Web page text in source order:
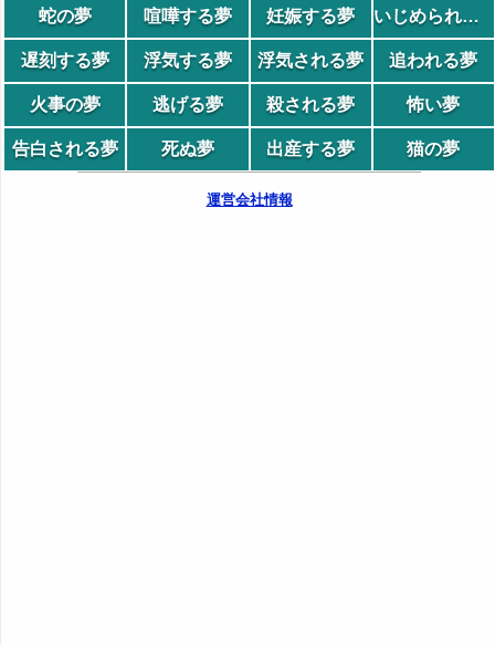
蛇の夢 喧嘩する夢 妊娠する夢 いじめられる夢
遅刻する夢 浮気する夢 浮気される夢 追われる夢
火事の夢 逃げる夢 殺される夢 怖い夢
告白される夢 死ぬ夢 出産する夢 猫の夢
運営会社情報